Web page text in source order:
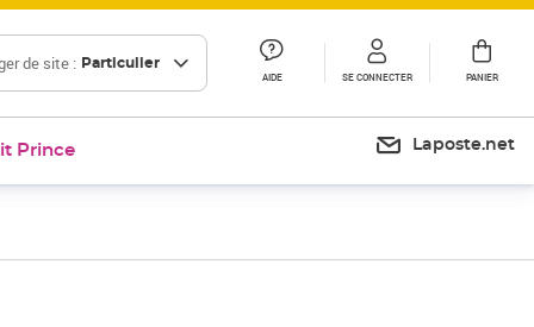
de site : Particulier
AIDE SE CONNECTER PANIER
Prince Laposte.net